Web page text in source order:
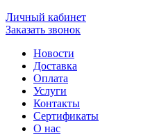
Личный кабинет
Заказать звонок
Новости
Доставка
Оплата
Услуги
Контакты
Cертификаты
О нас